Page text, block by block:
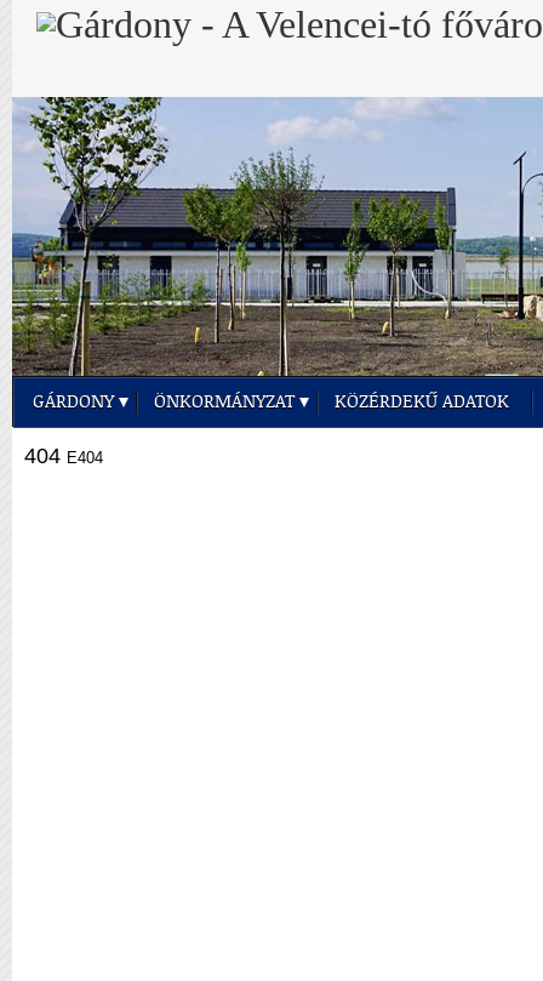
GÁRDONY ÖNKORMÁNYZAT KÖZÉRDEKŰ ADATOK
404 E404